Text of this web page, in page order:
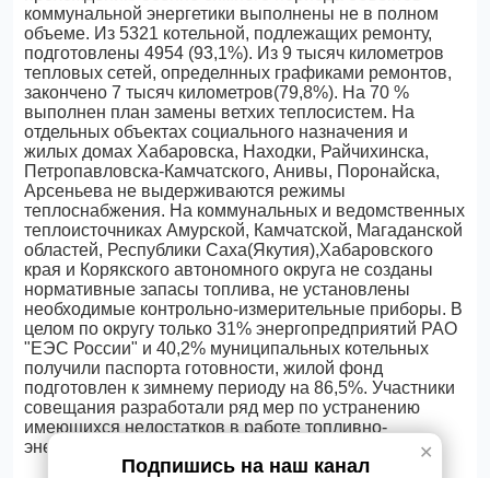
коммунальной энергетики выполнены не в полном
объеме. Из 5321 котельной, подлежащих ремонту,
подготовлены 4954 (93,1%). Из 9 тысяч километров
тепловых сетей, определнных графиками ремонтов,
закончено 7 тысяч километров(79,8%). На 70 %
выполнен план замены ветхих теплосистем. На
отдельных объектах социального назначения и
жилых домах Хабаровска, Находки, Райчихинска,
Петропавловска-Камчатского, Анивы, Поронайска,
Арсеньева не выдерживаются режимы
теплоснабжения. На коммунальных и ведомственных
теплоисточниках Амурской, Камчатской, Магаданской
областей, Республики Саха(Якутия),Хабаровского
края и Корякского автономного округа не созданы
нормативные запасы топлива, не установлены
необходимые контрольно-измерительные приборы. В
целом по округу только 31% энергопредприятий РАО
"ЕЭС России" и 40,2% муниципальных котельных
получили паспорта готовности, жилой фонд
подготовлен к зимнему периоду на 86,5%. Участники
совещания разработали ряд мер по устранению
имеющихся недостатков в работе топливно-
энергетического комплекса Дальнего Востока.
✕
Подпишись на наш канал